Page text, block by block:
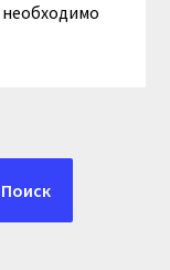
Поиск